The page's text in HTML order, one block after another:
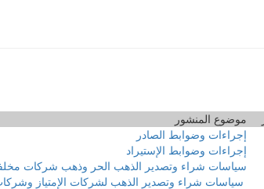
موضوع المنشور
إجراءات وضوابط الصادر
إجراءات وضوابط الإستيراد
سياسات شراء وتصدير الذهب الحر وذهب شركات
سياسات شراء وتصدير الذهب لشركات الإمتياز